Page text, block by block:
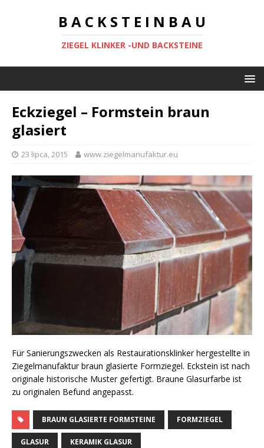
B A C K S T E I N B A U
ZIEGEL KLINKER -UND BACKSTEINE
Eckziegel – Formstein braun
glasiert
23 lipca, 2015 www.ziegelmanufaktur.eu
Für Sanierungszwecken als Restaurationsklinker hergestellte in
Ziegelmanufaktur braun glasierte Formziegel. Eckstein ist nach
originale historische Muster gefertigt. Braune Glasurfarbe ist
zu originalen Befund angepasst.
BRAUN GLASIERTE FORMSTEINE FORMZIEGEL
GLASUR KERAMIK GLASUR